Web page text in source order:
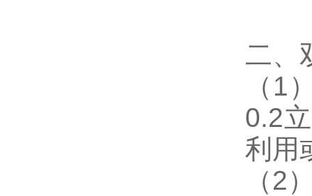
二、
（1
0.2
利用
（2